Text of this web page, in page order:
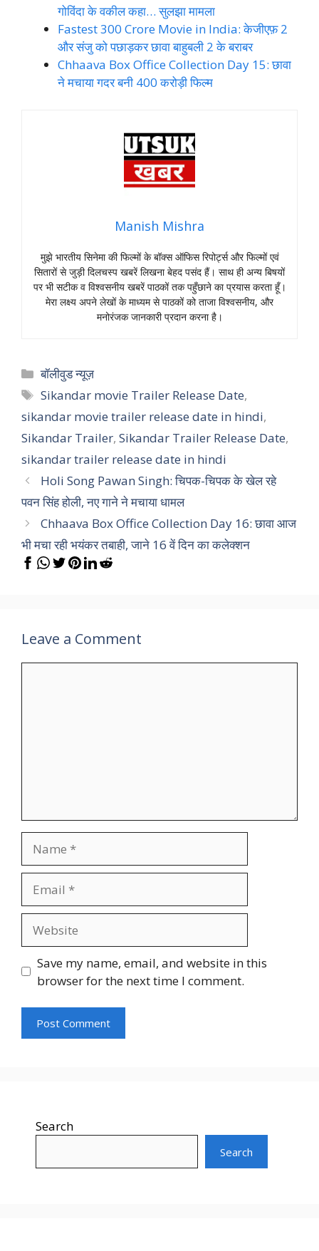
गोविंदा के वकील कहा… सुलझा मामला
Fastest 300 Crore Movie in India: केजीएफ़ 2
और संजु को पछाड़कर छावा बाहुबली 2 के बराबर
Chhaava Box Office Collection Day 15: छावा
ने मचाया गदर बनी 400 करोड़ी फिल्म
Manish Mishra
मुझे भारतीय सिनेमा की फिल्मों के बॉक्स ऑफिस रिपोर्ट्स और फिल्मों एवं
सितारों से जुड़ी दिलचस्प खबरें लिखना बेहद पसंद हैं। साथ ही अन्य बिषयों
पर भी सटीक व विश्वसनीय खबरें पाठकों तक पहुँछाने का प्रयास करता हूँ।
मेरा लक्ष्य अपने लेखों के माध्यम से पाठकों को ताजा विश्वसनीय, और
मनोरंजक जानकारी प्रदान करना है।
Categories
बॉलीवुड न्यूज़
Tags
Sikandar movie Trailer Release Date,
sikandar movie trailer release date in hindi,
Sikandar Trailer, Sikandar Trailer Release Date,
sikandar trailer release date in hindi
Holi Song Pawan Singh: चिपक-चिपक के खेल रहे
पवन सिंह होली, नए गाने ने मचाया धामल
Chhaava Box Office Collection Day 16: छावा आज
भी मचा रही भयंकर तबाही, जाने 16 वें दिन का कलेक्शन
Leave a Comment
Save my name, email, and website in this
browser for the next time I comment.
Search
Search